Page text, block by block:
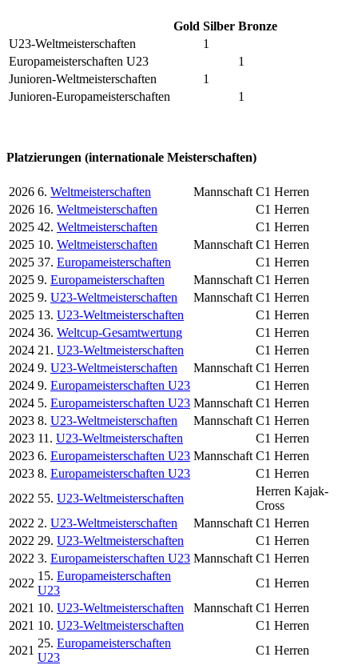
Gold Silber Bronze
U23-Weltmeisterschaften
1
Europameisterschaften U23
1
Junioren-Weltmeisterschaften
1
Junioren-Europameisterschaften
1
Platzierungen (internationale Meisterschaften)
2026 6. Weltmeisterschaften Mannschaft C1 Herren
2026 16. Weltmeisterschaften
C1 Herren
2025 42. Weltmeisterschaften
C1 Herren
2025 10. Weltmeisterschaften Mannschaft C1 Herren
2025 37. Europameisterschaften
C1 Herren
2025 9. Europameisterschaften Mannschaft C1 Herren
2025 9. U23-Weltmeisterschaften Mannschaft C1 Herren
2025 13. U23-Weltmeisterschaften
C1 Herren
2024 36. Weltcup-Gesamtwertung
C1 Herren
2024 21. U23-Weltmeisterschaften
C1 Herren
2024 9. U23-Weltmeisterschaften Mannschaft C1 Herren
2024 9. Europameisterschaften U23
C1 Herren
2024 5. Europameisterschaften U23 Mannschaft C1 Herren
2023 8. U23-Weltmeisterschaften Mannschaft C1 Herren
2023 11. U23-Weltmeisterschaften
C1 Herren
2023 6. Europameisterschaften U23 Mannschaft C1 Herren
2023 8. Europameisterschaften U23
C1 Herren
2022 55. U23-Weltmeisterschaften
Herren Kajak-
Cross
2022 2. U23-Weltmeisterschaften Mannschaft C1 Herren
2022 29. U23-Weltmeisterschaften
C1 Herren
2022 3. Europameisterschaften U23 Mannschaft C1 Herren
2022
15. Europameisterschaften
U23
C1 Herren
2021 10. U23-Weltmeisterschaften Mannschaft C1 Herren
2021 10. U23-Weltmeisterschaften
C1 Herren
2021
25. Europameisterschaften
U23
C1 Herren